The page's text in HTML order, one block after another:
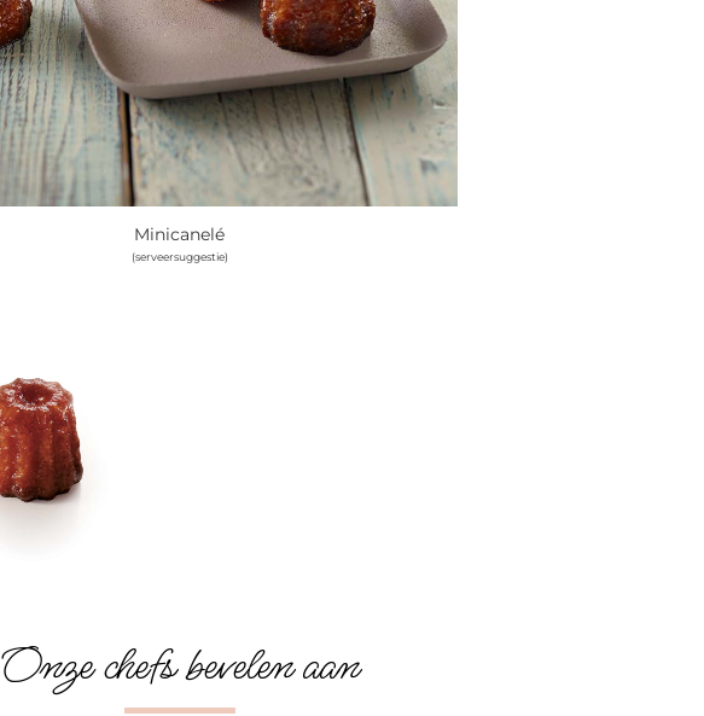
Minicanelé
(serveersuggestie)
Onze chefs bevelen aan